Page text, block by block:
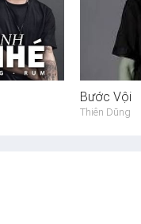
Bước Vội
Thiên Dũng